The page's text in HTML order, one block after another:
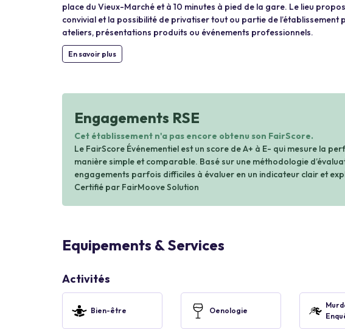
place du Vieux-Marché et à 10 minutes à pied de la gare. Le lieu
convivial et la possibilité de privatiser tout ou partie de
ateliers, présentations produits ou événements professionnels.
En savoir plus
Engagements RSE
Cet établissement n'a pas encore obtenu son FairScore.
Le FairScore Événementiel est un score de A+ à E- qui mesure la
manière simple et comparable. Basé sur une méthodologie
engagements parfois difficiles à évaluer en un indicateur clair et
Certifié par FairMoove Solution
Equipements & Services
Activités
Bien-être Oenologie